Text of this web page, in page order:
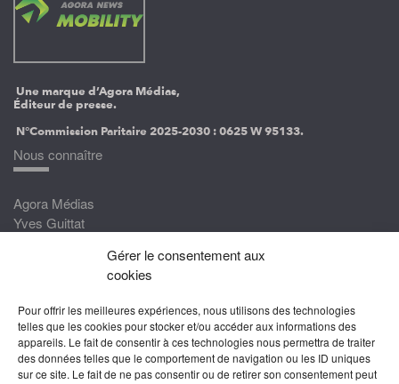
Gérer le consentement aux
cookies
Pour offrir les meilleures expériences, nous utilisons des technologies
telles que les cookies pour stocker et/ou accéder aux informations des
appareils. Le fait de consentir à ces technologies nous permettra de traiter
des données telles que le comportement de navigation ou les ID uniques
sur ce site. Le fait de ne pas consentir ou de retirer son consentement peut
Une marque d’Agora Médias,
Éditeur de presse.
N°Commission Paritaire 2025-2030 :0625 W 95133.
Nous connaître
Agora Médias
Yves Guittat
Devenez correspondant
Rejoignez nos experts
Devenez Partenaire
Nous suivre